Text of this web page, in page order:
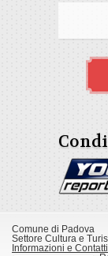
Comune di Padova
Settore Cultura e
Informazioni e Contatti